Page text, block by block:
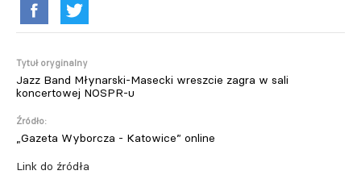
Tytuł oryginalny
Jazz Band Młynarski-Masecki wreszcie zagra w sali
koncertowej NOSPR-u
Źródło:
„Gazeta Wyborcza - Katowice” online
Link do źródła